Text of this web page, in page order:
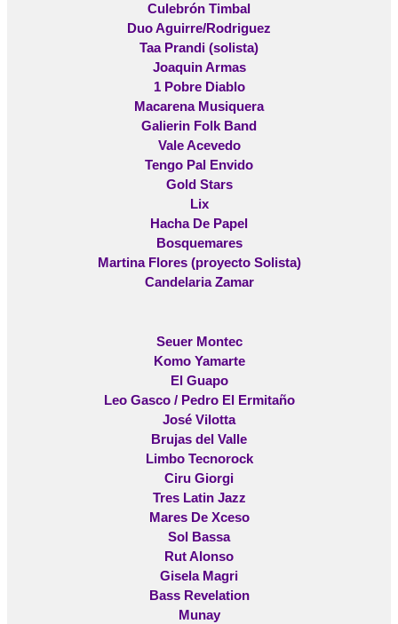
Culebrón Timbal
Duo Aguirre/Rodriguez
Taa Prandi (solista)
Joaquin Armas
1 Pobre Diablo
Macarena Musiquera
Galierin Folk Band
Vale Acevedo
Tengo Pal Envido
Gold Stars
Lix
Hacha De Papel
Bosquemares
Martina Flores (proyecto Solista)
Candelaria Zamar
Seuer Montec
Komo Yamarte
El Guapo
Leo Gasco / Pedro El Ermitaño
José Vilotta
Brujas del Valle
Limbo Tecnorock
Ciru Giorgi
Tres Latin Jazz
Mares De Xceso
Sol Bassa
Rut Alonso
Gisela Magri
Bass Revelation
Munay